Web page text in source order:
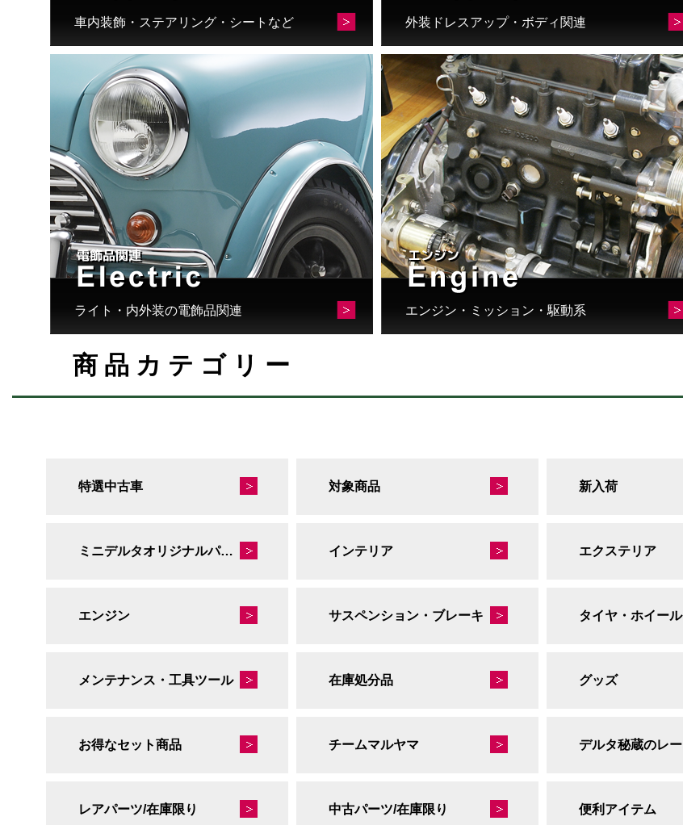
車内装飾・ステアリング・シートなど 外装ドレスアップ・ボディ関連
ライト・内外装の電飾品関連 エンジン・ミッション・駆動系
商品カテゴリー
特選中古車 対象商品 新入荷
ミニデルタオリジナルパーツ インテリア エクステリア
エンジン サスペンション・ブレーキ タイヤ・ホイール
メンテナンス・工具ツール 在庫処分品 グッズ
お得なセット商品 チームマルヤマ
レアパーツ/在庫限り 中古パーツ/在庫限り 便利アイテム